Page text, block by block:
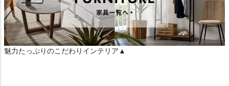
魅力たっぷりのこだわりインテリア▲